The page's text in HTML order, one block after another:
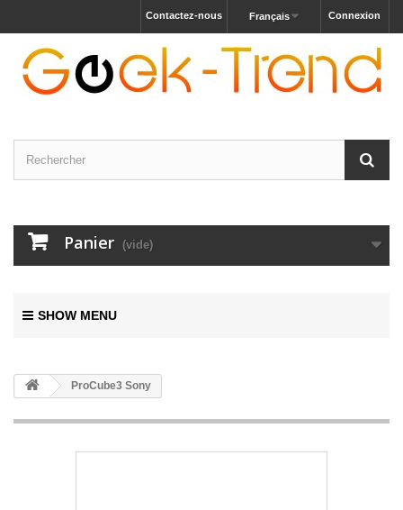
Connexion
Français
Contactez-nous
Panier (vide)
SHOW MENU
ProCube3 Sony